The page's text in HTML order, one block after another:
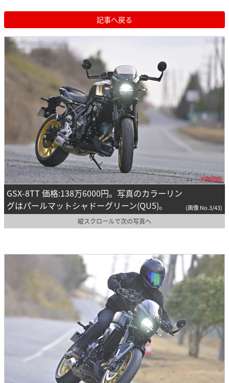
記事へ戻る
GSX-8TT 価格:138万6000円。写真のカラーリン
グはパールマットシャドーグリーン(QU5)。
(画像 No.3/43)
縦スクロールで次の写真へ